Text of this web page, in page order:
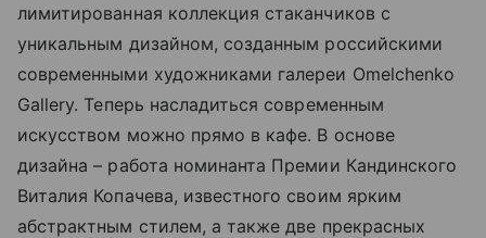
лимитированная коллекция стаканчиков с
уникальным дизайном, созданным российскими
современными художниками галереи Omelchenko
Gallery. Теперь насладиться современным
искусством можно прямо в кафе. В основе
дизайна – работа номинанта Премии Кандинского
Виталия Копачева, известного своим ярким
абстрактным стилем, а также две прекрасных